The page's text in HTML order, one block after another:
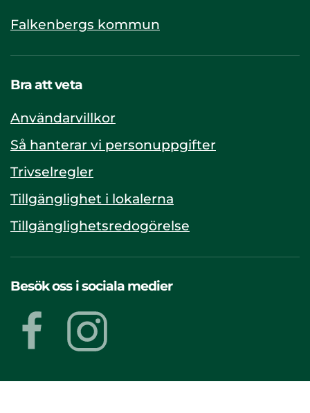
Falkenbergs kommun
Bra att veta
Användarvillkor
Så hanterar vi personuppgifter
Trivselregler
Tillgänglighet i lokalerna
Tillgänglighetsredogörelse
Besök oss i sociala medier